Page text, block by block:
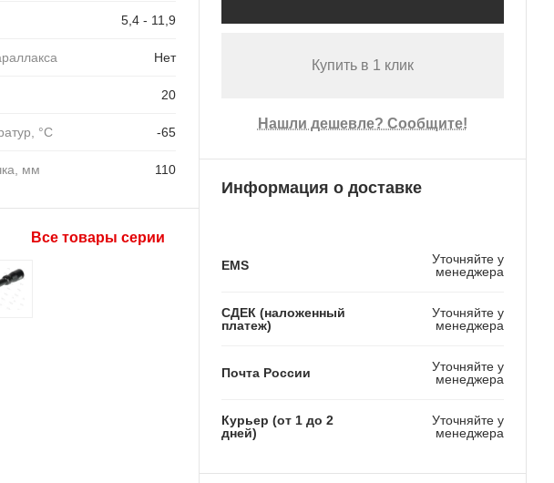
5,4 - 11,9
Нет
20
°C -65
мм 110
Все товары серии
Купить в 1 клик
Нашли дешевле? Сообщите!
Информация о доставке
EMS
Уточняйте у
менеджера
СДЕК (наложенный
платеж)
Уточняйте у
менеджера
Почта России
Уточняйте у
менеджера
Курьер (от 1 до 2
дней)
Уточняйте у
менеджера